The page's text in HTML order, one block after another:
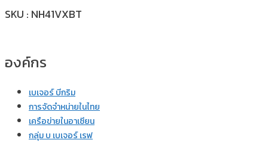
SKU : NH41VXBT
องค์กร
เบเจอร์ บีกริม
การจัดจำหน่ายในไทย
เครือข่ายในอาเซียน
กลุ่ม บ เบเจอร์ เรฟ